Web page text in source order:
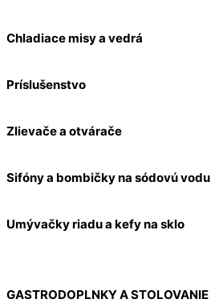
Chladiace misy a vedrá
Príslušenstvo
Zlievače a otvárače
Sifóny a bombičky na sódovú vodu
Umývačky riadu a kefy na sklo
GASTRODOPLNKY A STOLOVANIE